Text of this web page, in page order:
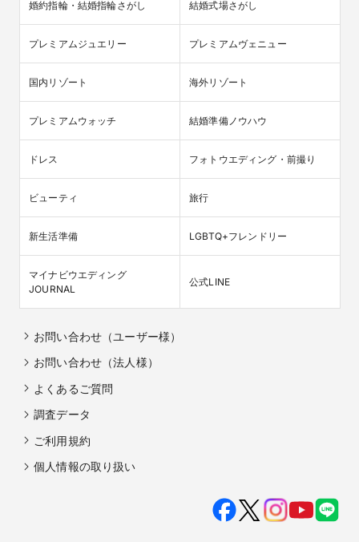
婚約指輪・結婚指輪さがし 結婚式場さがし
プレミアムジュエリー プレミアムヴェニュー
国内リゾート 海外リゾート
プレミアムウォッチ 結婚準備ノウハウ
ドレス フォトウエディング・前撮り
ビューティ 旅行
新生活準備 LGBTQ+フレンドリー
マイナビウエディング
JOURNAL
公式LINE
お問い合わせ（ユーザー様）
お問い合わせ（法人様）
よくあるご質問
調査データ
ご利用規約
個人情報の取り扱い